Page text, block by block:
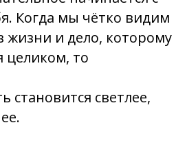
. Когда мы чётко видим
жизни и дело, которому
целиком, то
светлее,